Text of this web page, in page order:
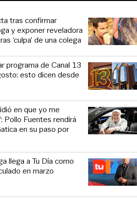
tras confirmar
y exponer reveladora
‘culpa’ de una colega
programa de Canal 13
esto dicen desde
en que yo me
Pollo Fuentes rendirá
en su paso por
llega a Tu Día como
en marzo